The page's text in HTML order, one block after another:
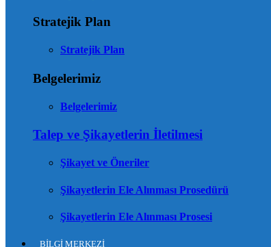
Stratejik Plan
Stratejik Plan
Belgelerimiz
Belgelerimiz
Talep ve Şikayetlerin İletilmesi
Şikayet ve Öneriler
Şikayetlerin Ele Alınması Prosedürü
Şikayetlerin Ele Alınması Prosesi
BİLGİ MERKEZİ